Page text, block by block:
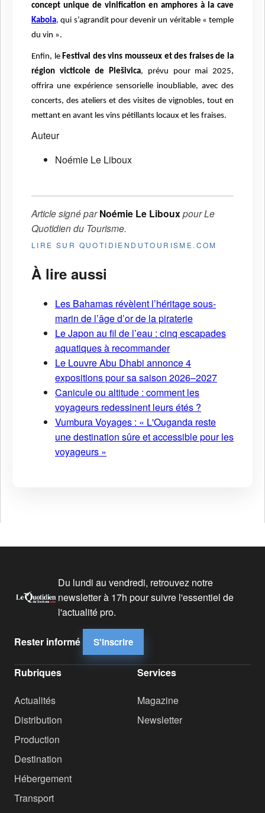
concept unique de vinification en amphores à la cave
Kabola, qui s’agrandit pour devenir un véritable « temple
du vin ».
Enfin, le Festival des vins mousseux et des fraises de la
région victicole de Plešivica, prévu pour mai 2025,
offrira une expérience sensorielle inoubliable, avec des
concerts, des ateliers et des visites de vignobles, tout en
mettant en avant les vins pétillants locaux et les fraises.
Auteur
Noémie Le Liboux
Article signé parNoémie Le LibouxpourLe
Quotidien du Tourisme.
LIRE SUR QUOTIDIENDUTOURISME.COM
À lire aussi
Les Bahamas révèlent l’héritage sous-
marin de l’âge d’or de la piraterie
Le Japon au fil de l’eau : cinq escapades
aquatiques à recommander
Le Louvre Abu Dhabi annonce 4
expositions pour sa saison 2026–2027
Canicule ou altitude : comment les
voyageurs redessinent leurs étés ?
Vumbura Voyages : « L'Ouganda reste
une destination sûre et accessible pour les
voyageurs »
Du lundi au vendredi, retrouvez notre
newsletter à 17h pour suivre l'essentiel de
l'actualité pro.
Rester informé S'inscrire
Rubriques
Actualités
Distribution
Production
Destination
Hébergement
Transport
Services
Magazine
Newsletter